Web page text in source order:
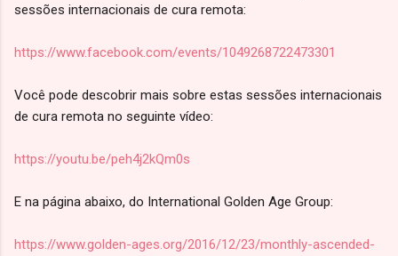
sessões internacionais de cura remota:
https://www.facebook.com/events/1049268722473301
Você pode descobrir mais sobre estas sessões internacionais
de cura remota no seguinte vídeo:
https://youtu.be/peh4j2kQm0s
E na página abaixo, do International Golden Age Group:
https://www.golden-ages.org/2016/12/23/monthly-ascended-